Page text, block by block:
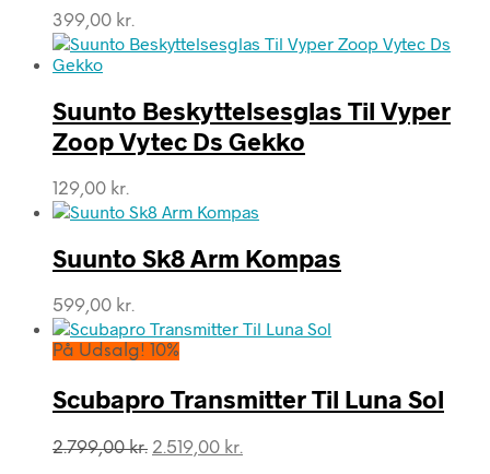
399,00 kr.
Suunto Beskyttelsesglas Til Vyper
Zoop Vytec Ds Gekko
129,00 kr.
Suunto Sk8 Arm Kompas
599,00 kr.
På Udsalg! 10%
Scubapro Transmitter Til Luna Sol
2.799,00kr. Den
2.519,00 kr.